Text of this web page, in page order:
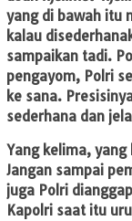
yang di bawah itu
kalau
sampaikan tadi.
pengayom, Polri
ke sana.
sederhana dan
Yang kelima,
Jangan sampai
juga Polri
Kapolri saat itu